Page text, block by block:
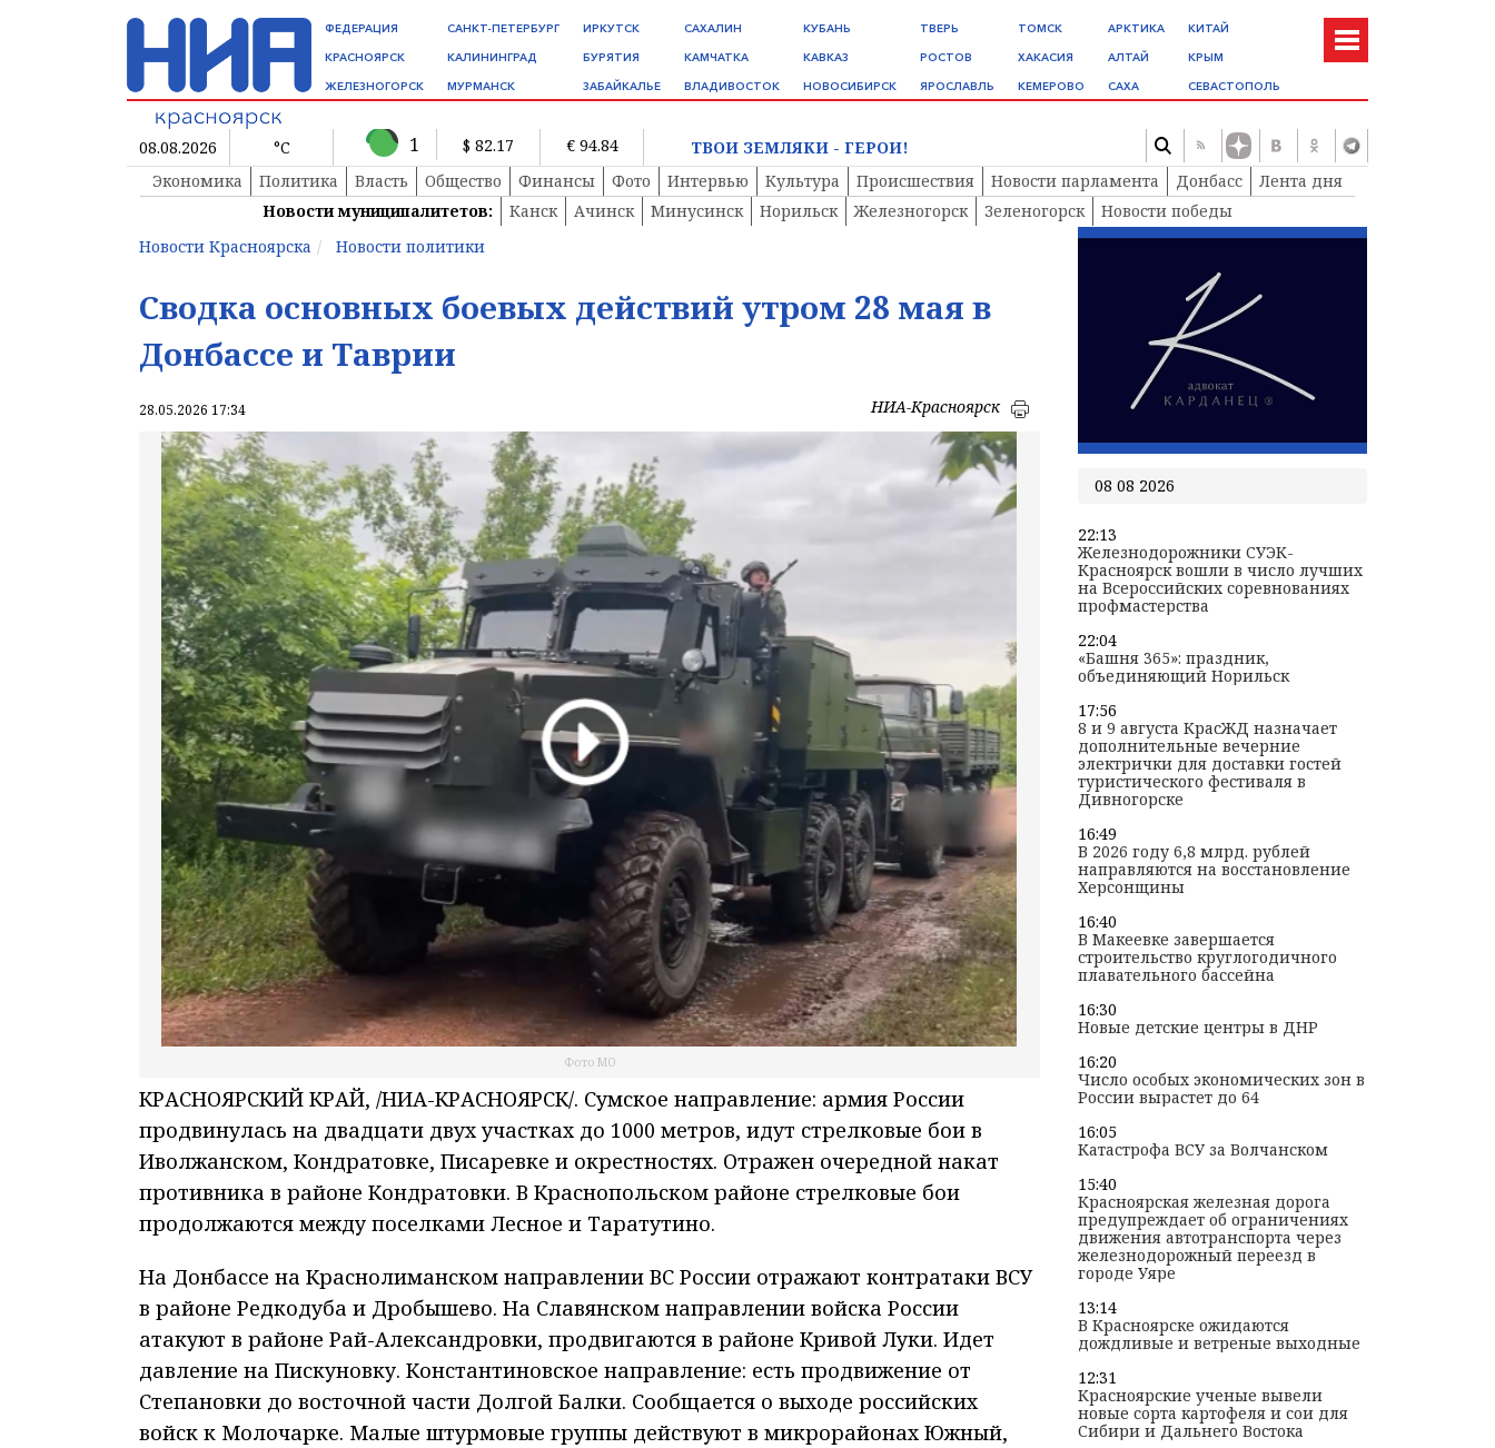
ФЕДЕРАЦИЯ
КРАСНОЯРСК
ЖЕЛЕЗНОГОРСК
САНКТ-ПЕТЕРБУРГ
КАЛИНИНГРАД
МУРМАНСК
ИРКУТСК
БУРЯТИЯ
ЗАБАЙКАЛЬЕ
САХАЛИН
КАМЧАТКА
ВЛАДИВОСТОК
КУБАНЬ
КАВКАЗ
НОВОСИБИРСК
ТВЕРЬ
РОСТОВ
ЯРОСЛАВЛЬ
ТОМСК
ХАКАСИЯ
КЕМЕРОВО
АРКТИКА
АЛТАЙ
САХА
КИТАЙ
КРЫМ
СЕВАСТОПОЛЬ
08.08.2026 °C 1 $ 82.17 € 94.84
ТВОИ ЗЕМЛЯКИ - ГЕРОИ!
Экономика
Политика Власть Общество Финансы Фото Интервью Культура Происшествия Новости парламента Донбасс
Лента дня
Новости муниципалитетов:
Канск Ачинск Минусинск Норильск Железногорск Зеленогорск
Новости победы
Новости Красноярска
Новости политики
Сводка основных боевых действий утром 28 мая в
Донбассе и Таврии
28.05.2026 17:34 НИА-Красноярск
Фото МО
КРАСНОЯРСКИЙ КРАЙ, /НИА-КРАСНОЯРСК/. Сумское направление: армия России
продвинулась на двадцати двух участках до 1000 метров, идут стрелковые бои в
Иволжанском, Кондратовке, Писаревке и окрестностях. Отражен очередной накат
противника в районе Кондратовки. В Краснопольском районе стрелковые бои
продолжаются между поселками Лесное и Таратутино.
На Донбассе на Краснолиманском направлении ВС России отражают контратаки ВСУ
в районе Редкодуба и Дробышево. На Славянском направлении войска России
атакуют в районе Рай-Александровки, продвигаются в районе Кривой Луки. Идет
давление на Пискуновку. Константиновское направление: есть продвижение от
Степановки до восточной части Долгой Балки. Сообщается о выходе российских
войск к Молочарке. Малые штурмовые группы действуют в микрорайонах Южный,
08 08 2026
22:13
Железнодорожники СУЭК-
Красноярск вошли в число лучших
на Всероссийских соревнованиях
профмастерства
22:04
«Башня 365»: праздник,
объединяющий Норильск
17:56
8 и 9 августа КрасЖД назначает
дополнительные вечерние
электрички для доставки гостей
туристического фестиваля в
Дивногорске
16:49
В 2026 году 6,8 млрд. рублей
направляются на восстановление
Херсонщины
16:40
В Макеевке завершается
строительство круглогодичного
плавательного бассейна
16:30
Новые детские центры в ДНР
16:20
Число особых экономических зон в
России вырастет до 64
16:05
Катастрофа ВСУ за Волчанском
15:40
Красноярская железная дорога
предупреждает об ограничениях
движения автотранспорта через
железнодорожный переезд в
городе Уяре
13:14
В Красноярске ожидаются
дождливые и ветреные выходные
12:31
Красноярские ученые вывели
новые сорта картофеля и сои для
Сибири и Дальнего Востока